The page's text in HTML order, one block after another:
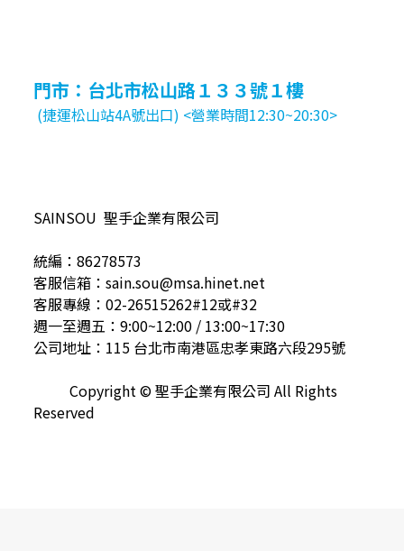
門市：台北市松山路１３３號１樓
(捷運松山站4A號出口) <營業時間12:30~20:30>
SAINSOU 聖手企業有限公司
統編：86278573
客服信箱：sain.sou@msa.hinet.net
客服專線：02-26515262#12或#32
週一至週五：9:00~12:00 / 13:00~17:30
公司地址：115 台北市南港區忠孝東路六段295號
Copyright © 聖手企業有限公司 All Rights
Reserved